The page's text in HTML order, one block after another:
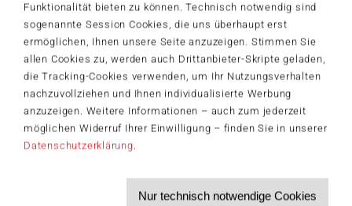
Funktionalität bieten zu können. Technisch notwendig sind
sogenannte Session Cookies, die uns überhaupt erst
ermöglichen, Ihnen unsere Seite anzuzeigen. Stimmen Sie
allen Cookies zu, werden auch Drittanbieter-Skripte geladen,
die Tracking-Cookies verwenden, um Ihr Nutzungsverhalten
nachzuvollziehen und Ihnen individualisierte Werbung
anzuzeigen. Weitere Informationen – auch zum jederzeit
möglichen Widerruf Ihrer Einwilligung – finden Sie in unserer
Datenschutzerklärung.
Nur technisch notwendige Cookies
Der Schmidt-Spiele-Newsletter
Jetzt anmelden und 5€ Willkommensrabatt sichern
Themen rund um Schmidt®Spiele – und sichern Sie sich einen
Willkommensgutschein in Höhe von 5€ für Ihren nächsten Einkauf im
Schmidt-Spiele-Shop.
Aktuelle Themen und Trends aus der Spielewelt
Informationen zu Veranstaltungen und Aktionen